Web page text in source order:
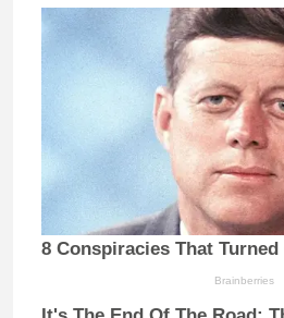
8 Conspiracies That Turned
Brainberries